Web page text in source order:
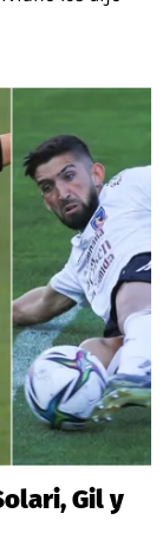
Gil y